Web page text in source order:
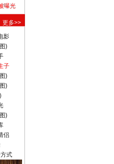
曝光
更多>>
影
)
子
)
)
)
侣
式